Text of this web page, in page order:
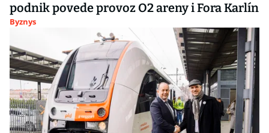
podnik povede provoz O2 areny i Fora Karlín
Byznys